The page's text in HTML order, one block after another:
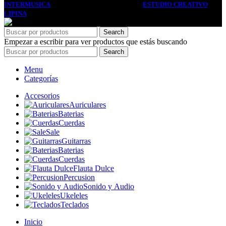
INTERMUSICA
ESTUDIO CREATIVO
LIPINA
Search
Empezar a escribir para ver productos que estás buscando
Search
Menu
Categorías
Accesorios
Auriculares
Baterias
Cuerdas
Sale
Guitarras
Baterias
Cuerdas
Flauta Dulce
Percusion
Sonido y Audio
Ukeleles
Teclados
Inicio